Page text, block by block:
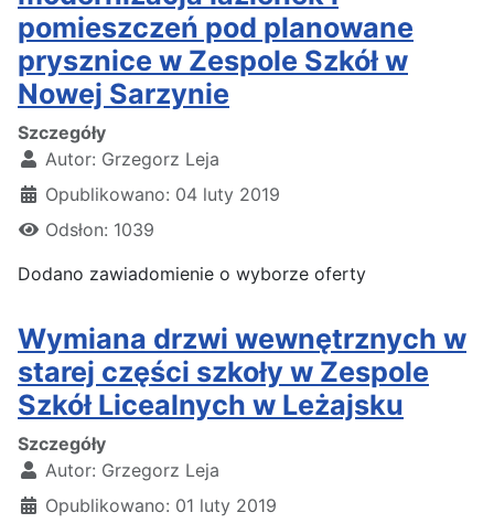
pomieszczeń pod planowane
prysznice w Zespole Szkół w
Nowej Sarzynie
Szczegóły
Autor: Grzegorz Leja
Opublikowano: 04 luty 2019
Odsłon: 1039
Dodano zawiadomienie o wyborze oferty
Wymiana drzwi wewnętrznych w
starej części szkoły w Zespole
Szkół Licealnych w Leżajsku
Szczegóły
Autor: Grzegorz Leja
Opublikowano: 01 luty 2019